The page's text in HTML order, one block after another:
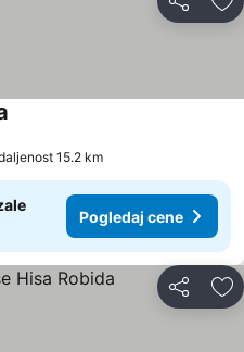
Deli
15.2 km
Pogledaj cene
Deli